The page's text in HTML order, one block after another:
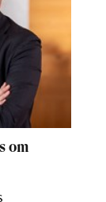
om